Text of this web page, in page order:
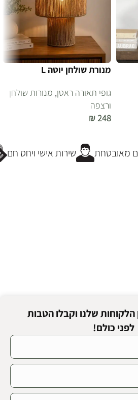
מנורת שולחן יוטה L
גופי תאורה ראטן, מנורות שולחן
ורצפה
₪248
שירות אישי ויחס חם מאובטחת
הלקוחות שלנו וקבלו הטבות
לפני כולם!